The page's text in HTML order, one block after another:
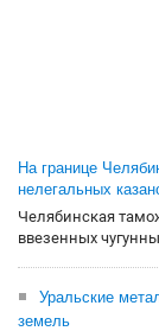
На границе
нелегальных
Челябинская
ввезенных
Уральские
земель